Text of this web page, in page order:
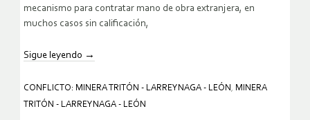
mecanismo para contratar mano de obra extranjera, en
muchos casos sin calificación,
Sigue leyendo →
CONFLICTO: MINERA TRITÓN - LARREYNAGA - LEÓN , MINERA
TRITÓN - LARREYNAGA - LEÓN